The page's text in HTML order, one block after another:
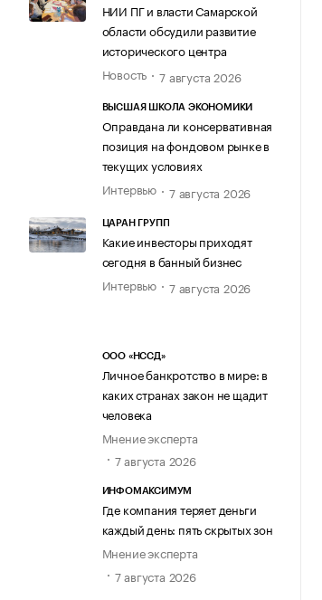
НИИ ПГ и власти Самарской
области обсудили развитие
исторического центра
Новость
7 августа 2026
ВЫСШАЯ ШКОЛА ЭКОНОМИКИ
Оправдана ли консервативная
позиция на фондовом рынке в
текущих условиях
Интервью
7 августа 2026
ЦАРАН ГРУПП
Какие инвесторы приходят
сегодня в банный бизнес
Интервью
7 августа 2026
ООО «НССД»
Личное банкротство в мире: в
каких странах закон не щадит
человека
Мнение эксперта
7 августа 2026
ИНФОМАКСИМУМ
Где компания теряет деньги
каждый день: пять скрытых зон
Мнение эксперта
7 августа 2026